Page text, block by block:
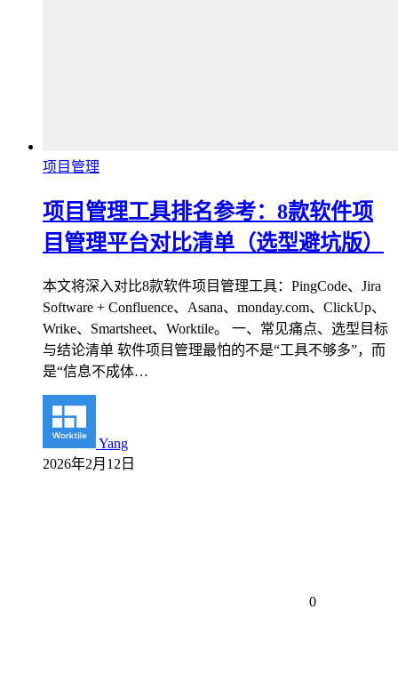
项目管理
项目管理工具排名参考：8款软件项
目管理平台对比清单（选型避坑版）
本文将深入对比8款软件项目管理工具：PingCode、Jira
Software + Confluence、Asana、monday.com、ClickUp、
Wrike、Smartsheet、Worktile。 一、常见痛点、选型目标
与结论清单 软件项目管理最怕的不是“工具不够多”，而
是“信息不成体…
Yang
2026年2月12日
0